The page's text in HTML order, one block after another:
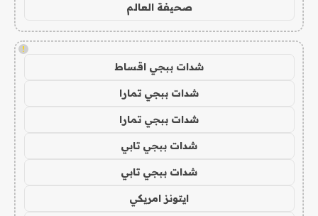
صحيفة العالم
!
شدات ببجي اقساط
شدات ببجي تمارا
شدات ببجي تمارا
شدات ببجي تابي
شدات ببجي تابي
ايتونز امريكي